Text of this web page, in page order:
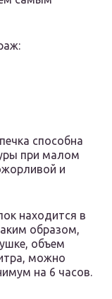
способна
при малом
и
находится в
образом,
объем
можно
на 6 часов.